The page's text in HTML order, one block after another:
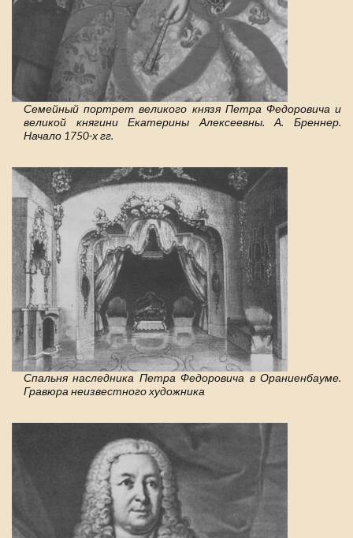
Семейный портрет великого князя Петра Федоровича и
великой княгини Екатерины Алексеевны. А. Бреннер.
Начало 1750-х гг.
Спальня наследника Петра Федоровича в Ораниенбауме.
Гравюра неизвестного художника